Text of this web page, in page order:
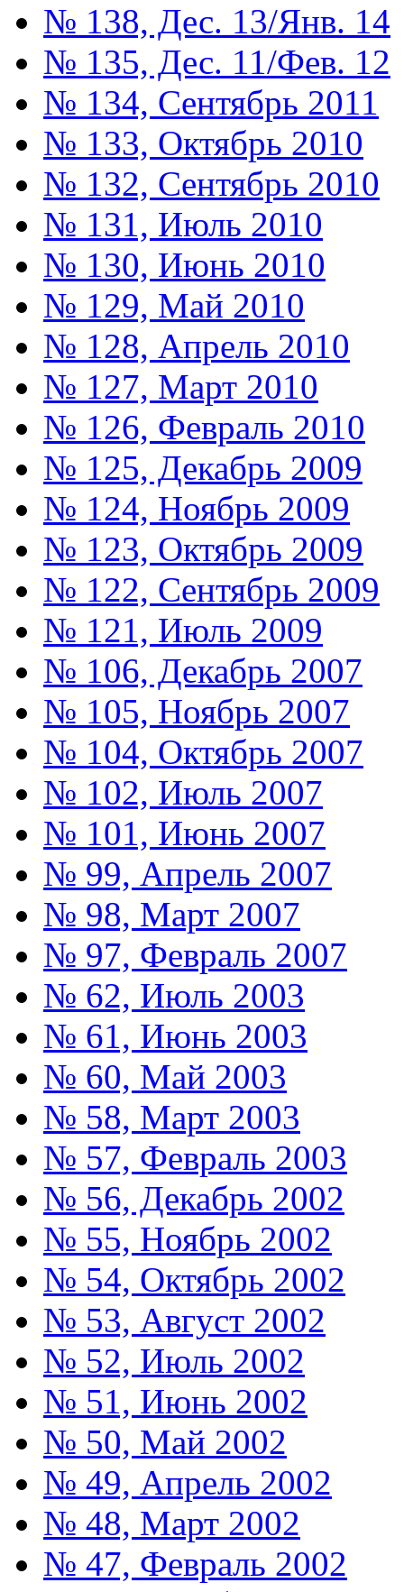
№ 138, Дес. 13/Янв. 14
№ 135, Дес. 11/Фев. 12
№ 134, Сентябрь 2011
№ 133, Октябрь 2010
№ 132, Сентябрь 2010
№ 131, Июль 2010
№ 130, Июнь 2010
№ 129, Май 2010
№ 128, Апрель 2010
№ 127, Март 2010
№ 126, Февраль 2010
№ 125, Декабрь 2009
№ 124, Ноябрь 2009
№ 123, Октябрь 2009
№ 122, Сентябрь 2009
№ 121, Июль 2009
№ 106, Декабрь 2007
№ 105, Ноябрь 2007
№ 104, Октябрь 2007
№ 102, Июль 2007
№ 101, Июнь 2007
№ 99, Апрель 2007
№ 98, Март 2007
№ 97, Февраль 2007
№ 62, Июль 2003
№ 61, Июнь 2003
№ 60, Май 2003
№ 58, Март 2003
№ 57, Февраль 2003
№ 56, Декабрь 2002
№ 55, Ноябрь 2002
№ 54, Октябрь 2002
№ 53, Август 2002
№ 52, Июль 2002
№ 51, Июнь 2002
№ 50, Май 2002
№ 49, Апрель 2002
№ 48, Март 2002
№ 47, Февраль 2002